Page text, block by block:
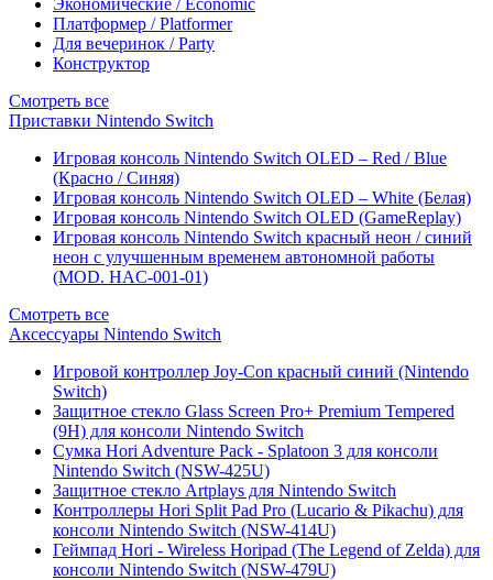
Экономические / Economic
Платформер / Platformer
Для вечеринок / Party
Конструктор
Смотреть все
Приставки Nintendo Switch
Игровая консоль Nintendo Switch OLED – Red / Blue
(Красно / Синяя)
Игровая консоль Nintendo Switch OLED – White (Белая)
Игровая консоль Nintendo Switch OLED (GameReplay)
Игровая консоль Nintendo Switch красный неон / синий
неон с улучшенным временем автономной работы
(MOD. HAC-001-01)
Смотреть все
Аксессуары Nintendo Switch
Игровой контроллер Joy-Con красный синий (Nintendo
Switch)
Защитное стекло Glass Screen Pro+ Premium Tempered
(9H) для консоли Nintendo Switch
Сумка Hori Adventure Pack - Splatoon 3 для консоли
Nintendo Switch (NSW-425U)
Защитное стекло Artplays для Nintendo Switch
Контроллеры Hori Split Pad Pro (Lucario & Pikachu) для
консоли Nintendo Switch (NSW-414U)
Геймпад Hori - Wireless Horipad (The Legend of Zelda) для
консоли Nintendo Switch (NSW-479U)